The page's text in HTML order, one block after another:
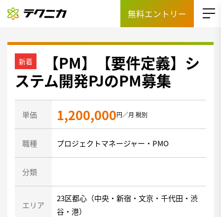
無料エントリー
【PM】【要件定義】シ
ステム開発PJのPM募集
単価 1,200,000円／月 税別
職種 プロジェクトマネージャー・PMO
分類
エリア
23区都心（中央・新宿・文京・千代田・渋
谷・港）